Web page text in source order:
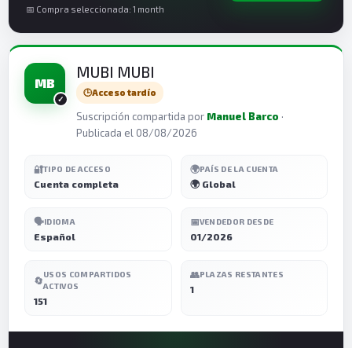
📅 Compra seleccionada: 1 month
MB
MUBI MUBI
🕒Acceso tardío
Suscripción compartida por Manuel Barco ·
Publicada el 08/08/2026
🔐TIPO DE ACCESO
Cuenta completa
🌍PAÍS DE LA CUENTA
🌍 Global
🗣️IDIOMA
Español
📅VENDEDOR DESDE
01/2026
🔄
USOS COMPARTIDOS
ACTIVOS
151
👥PLAZAS RESTANTES
1